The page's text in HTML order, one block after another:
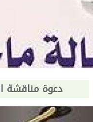
دعوة مناقشة